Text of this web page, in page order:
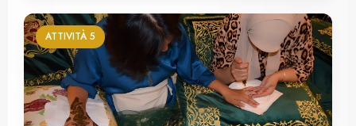
ATTIVITÀ 5